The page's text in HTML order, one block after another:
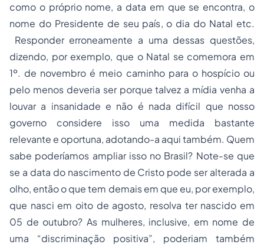
como o próprio nome, a data em que se encontra, o
nome do Presidente de seu país, o dia do Natal etc.
Responder erroneamente a uma dessas questões,
dizendo, por exemplo, que o Natal se comemora em
1º. de novembro é meio caminho para o hospício ou
pelo menos deveria ser porque talvez a mídia venha a
louvar a insanidade e não é nada difícil que nosso
governo considere isso uma medida bastante
relevante e oportuna, adotando-a aqui também. Quem
sabe poderíamos ampliar isso no Brasil? Note-se que
se a data do nascimento de Cristo pode ser alterada a
olho, então o que tem demais em que eu, por exemplo,
que nasci em oito de agosto, resolva ter nascido em
05 de outubro? As mulheres, inclusive, em nome de
uma “discriminação positiva”, poderiam também